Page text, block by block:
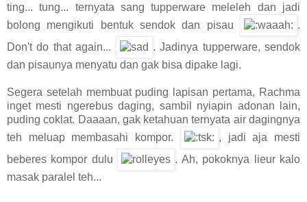
ting... tung... ternyata sang tupperware meleleh dan jadi
bolong mengikuti bentuk sendok dan pisau
.
Don't do that again...
. Jadinya tupperware, sendok
dan pisaunya menyatu dan gak bisa dipake lagi.
Segera setelah membuat puding lapisan pertama, Rachma
inget mesti ngerebus daging, sambil nyiapin adonan lain,
puding coklat. Daaaan, gak ketahuan ternyata air dagingnya
teh meluap membasahi kompor.
, jadi aja mesti
beberes kompor dulu
. Ah, pokoknya lieur kalo
masak paralel teh...